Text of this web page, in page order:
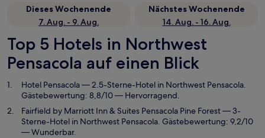
Dieses Wochenende
7. Aug. - 9. Aug.
Nächstes Wochenende
14. Aug. - 16. Aug.
Top 5 Hotels in Northwest
Pensacola auf einen Blick
Hotel Pensacola— 2.5-Sterne-Hotel in Northwest Pensacola.
Gästebewertung: 8,8/10 — Hervorragend.
Fairfield by Marriott Inn & Suites Pensacola Pine Forest— 3-
Sterne-Hotel in Northwest Pensacola. Gästebewertung: 9,2/10
— Wunderbar.